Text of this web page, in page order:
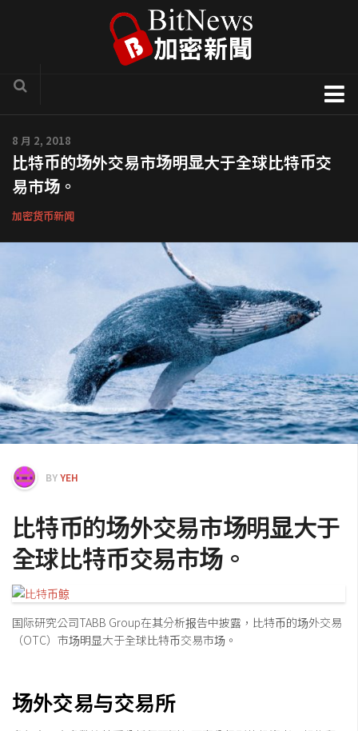
区块链技术专栏
项目官方讯息
COTI
Solve.Care
币种介绍
交易所
钱包
区块链应用
客座专栏
8 月 2, 2018
比特币的场外交易市场明显大于全球比特币交
易市场。
加密货币新闻
BYYEH
比特币的场外交易市场明显大于
全球比特币交易市场。
国际研究公司TABB Group在其分析报告中披露，比特币的场外交易
（OTC）市场明显大于全球比特币交易市场。
场外交易与交易所